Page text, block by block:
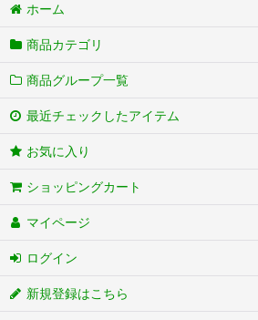
ホーム
商品カテゴリ
商品グループ一覧
最近チェックしたアイテム
お気に入り
ショッピングカート
マイページ
ログイン
新規登録はこちら